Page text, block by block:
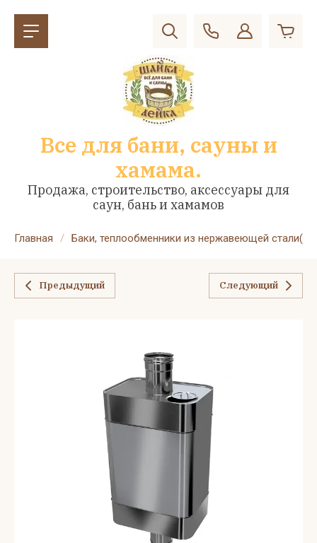
Все для бани, сауны и
хамама.
Продажа, строительство, аксессуары для
саун, бань и хамамов
Главная / Баки, теплообменники из нержавеющей
Предыдущий Следующий